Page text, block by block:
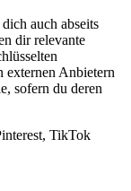
auch abseits
dir relevante
externen Anbietern
sofern du deren
TikTok